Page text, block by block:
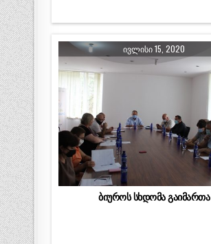
ᲘᲕᲚᲘᲡᲘ 15, 2020
ბიუროს სხდომა გაიმართა